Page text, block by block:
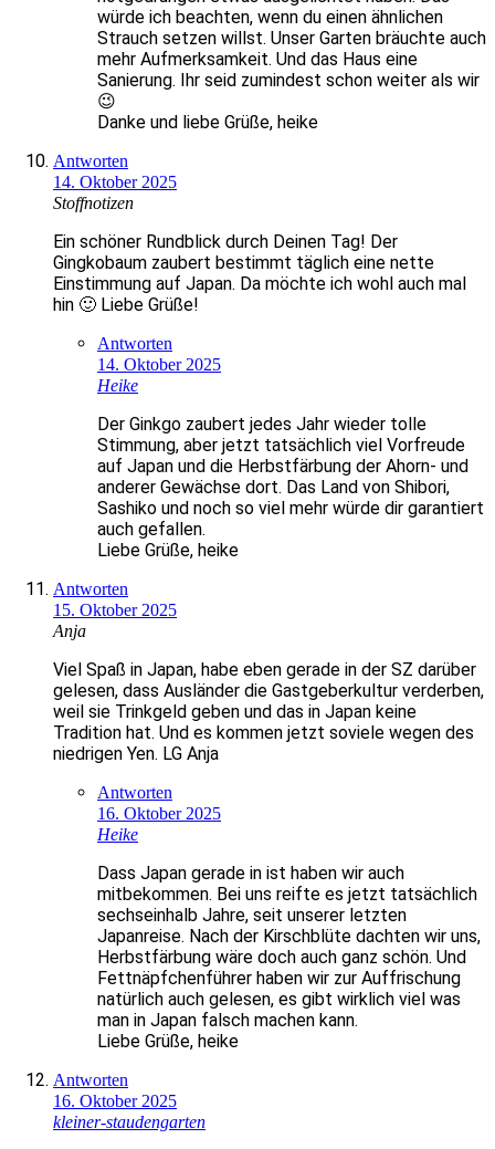
würde ich beachten, wenn du einen ähnlichen
Strauch setzen willst. Unser Garten bräuchte auch
mehr Aufmerksamkeit. Und das Haus eine
Sanierung. Ihr seid zumindest schon weiter als wir
😉
Danke und liebe Grüße, heike
Antworten
14. Oktober 2025
Stoffnotizen
Ein schöner Rundblick durch Deinen Tag! Der
Gingkobaum zaubert bestimmt täglich eine nette
Einstimmung auf Japan. Da möchte ich wohl auch mal
hin 🙂 Liebe Grüße!
Antworten
14. Oktober 2025
Heike
Der Ginkgo zaubert jedes Jahr wieder tolle
Stimmung, aber jetzt tatsächlich viel Vorfreude
auf Japan und die Herbstfärbung der Ahorn- und
anderer Gewächse dort. Das Land von Shibori,
Sashiko und noch so viel mehr würde dir garantiert
auch gefallen.
Liebe Grüße, heike
Antworten
15. Oktober 2025
Anja
Viel Spaß in Japan, habe eben gerade in der SZ darüber
gelesen, dass Ausländer die Gastgeberkultur verderben,
weil sie Trinkgeld geben und das in Japan keine
Tradition hat. Und es kommen jetzt soviele wegen des
niedrigen Yen. LG Anja
Antworten
16. Oktober 2025
Heike
Dass Japan gerade in ist haben wir auch
mitbekommen. Bei uns reifte es jetzt tatsächlich
sechseinhalb Jahre, seit unserer letzten
Japanreise. Nach der Kirschblüte dachten wir uns,
Herbstfärbung wäre doch auch ganz schön. Und
Fettnäpfchenführer haben wir zur Auffrischung
natürlich auch gelesen, es gibt wirklich viel was
man in Japan falsch machen kann.
Liebe Grüße, heike
Antworten
16. Oktober 2025
kleiner-staudengarten